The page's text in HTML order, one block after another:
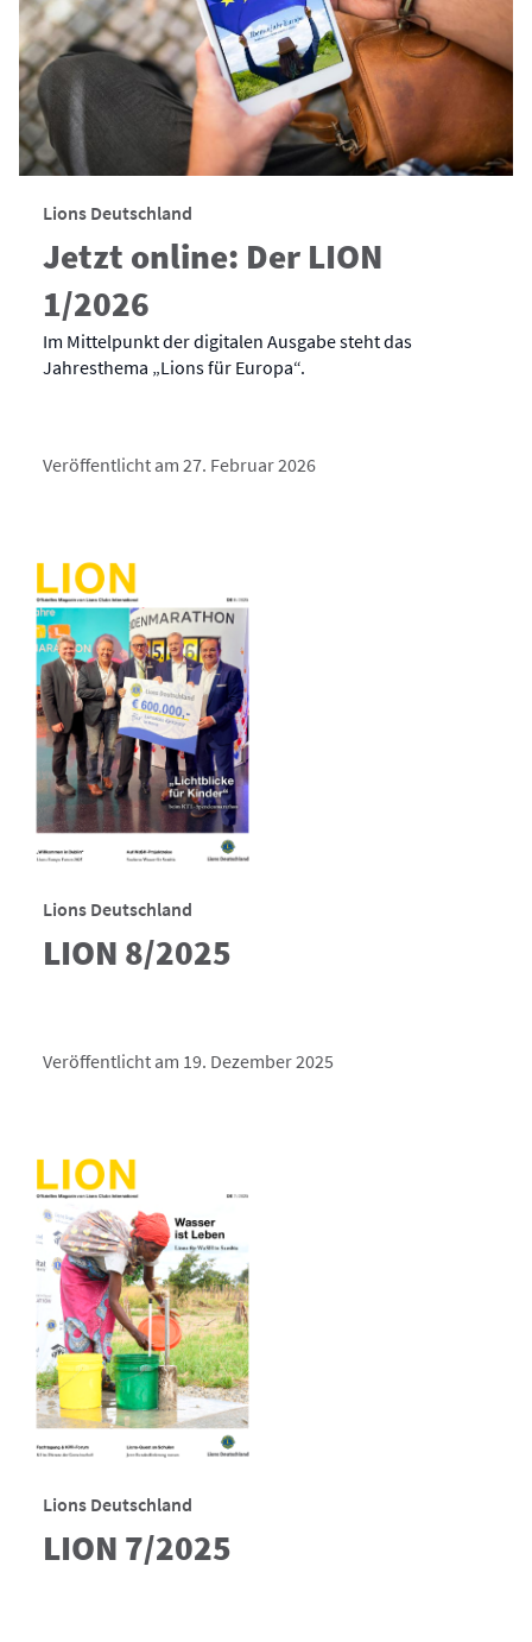
Lions Deutschland
Jetzt online: Der LION
1/2026
Im Mittelpunkt der digitalen Ausgabe steht das
Jahresthema „Lions für Europa“.
Veröffentlicht am 27. Februar 2026
Lions Deutschland
LION 8/2025
Veröffentlicht am 19. Dezember 2025
Lions Deutschland
LION 7/2025